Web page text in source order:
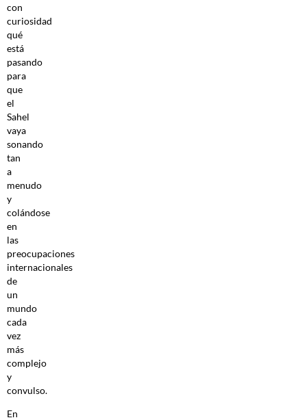
con
curiosidad
qué
está
pasando
para
que
el
Sahel
vaya
sonando
tan
a
menudo
y
colándose
en
las
preocupaciones
internacionales
de
un
mundo
cada
vez
más
complejo
y
convulso.
En